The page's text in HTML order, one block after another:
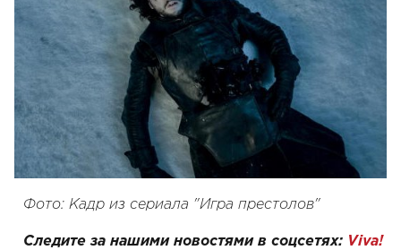
Фото: Кадр из сериала "Игра престолов"
Следите за нашими новостями в соцсетях: Viva!